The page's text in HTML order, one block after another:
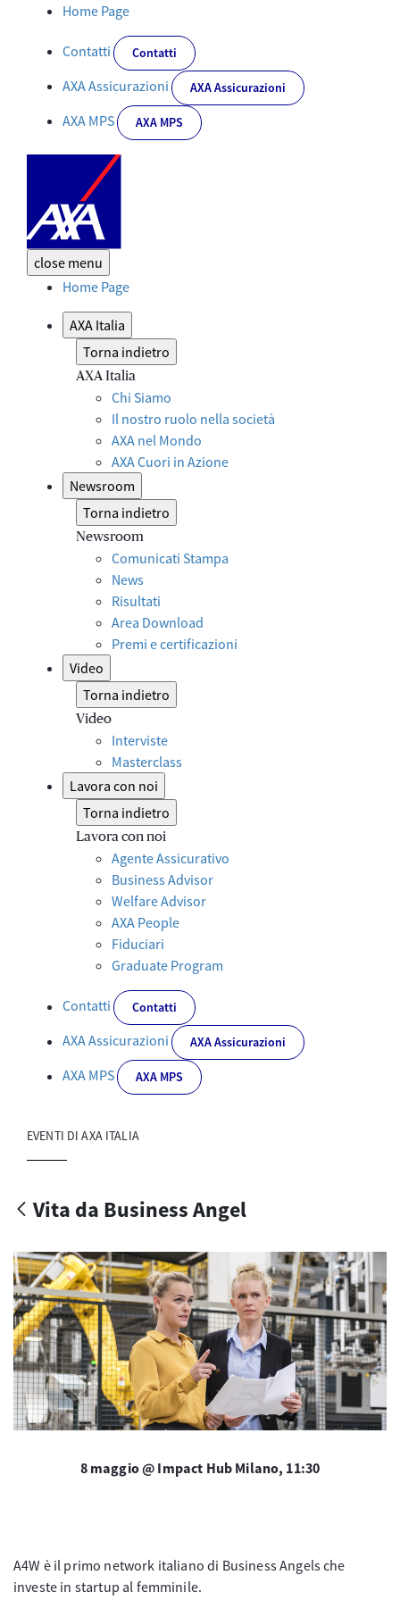
Vita da Business Angel - Corporate
Home Page
Contatti Contatti
AXA Assicurazioni AXA Assicurazioni
AXA MPS AXA MPS
close menu
Home Page
AXA Italia
Torna indietro
AXA Italia
Chi Siamo
Il nostro ruolo nella società
AXA nel Mondo
AXA Cuori in Azione
Newsroom
Torna indietro
Newsroom
Comunicati Stampa
News
Risultati
Area Download
Premi e certificazioni
Video
Torna indietro
Video
Interviste
Masterclass
Lavora con noi
Torna indietro
Lavora con noi
Agente Assicurativo
Business Advisor
Welfare Advisor
AXA People
Fiduciari
Graduate Program
Contatti Contatti
AXA Assicurazioni AXA Assicurazioni
AXA MPS AXA MPS
EVENTI DI AXA ITALIA
Vita da Business Angel
8 maggio @ Impact Hub Milano, 11:30
A4W è il primo network italiano di Business Angels che
investe in startup al femminile.